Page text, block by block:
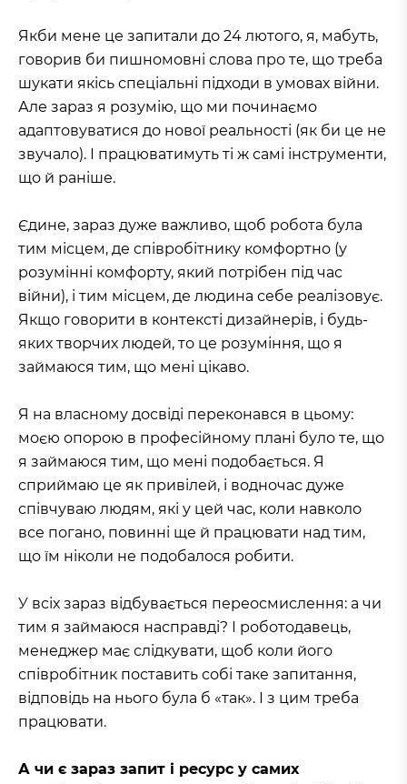
Якби мене це запитали до 24 лютого, я, мабуть,
говорив би пишномовні слова про те, що треба
шукати якісь спеціальні підходи в умовах війни.
Але зараз я розумію, що ми починаємо
адаптовуватися до нової реальності (як би це не
звучало). І працюватимуть ті ж самі інструменти,
що й раніше.
Єдине, зараз дуже важливо, щоб робота була
тим місцем, де співробітнику комфортно (у
розумінні комфорту, який потрібен під час
війни), і тим місцем, де людина себе реалізовує.
Якщо говорити в контексті дизайнерів, і будь-
яких творчих людей, то це розуміння, що я
займаюся тим, що мені цікаво.
Я на власному досвіді переконався в цьому:
моєю опорою в професійному плані було те, що
я займаюся тим, що мені подобається. Я
сприймаю це як привілей, і водночас дуже
співчуваю людям, які у цей час, коли навколо
все погано, повинні ще й працювати над тим,
що їм ніколи не подобалося робити.
У всіх зараз відбувається переосмислення: а чи
тим я займаюся насправді? І роботодавець,
менеджер має слідкувати, щоб коли його
співробітник поставить собі таке запитання,
відповідь на нього була б «так». І з цим треба
працювати.
А чи є зараз запит і ресурс у самих